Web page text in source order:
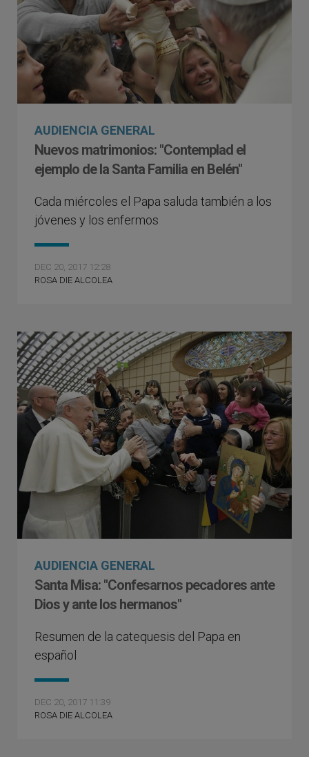
AUDIENCIA GENERAL
Nuevos matrimonios: "Contemplad el
ejemplo de la Santa Familia en Belén"
Cada miércoles el Papa saluda también a los
jóvenes y los enfermos
DEC 20, 2017 12:28
ROSA DIE ALCOLEA
AUDIENCIA GENERAL
Santa Misa: "Confesarnos pecadores ante
Dios y ante los hermanos"
Resumen de la catequesis del Papa en
español
DEC 20, 2017 11:39
ROSA DIE ALCOLEA